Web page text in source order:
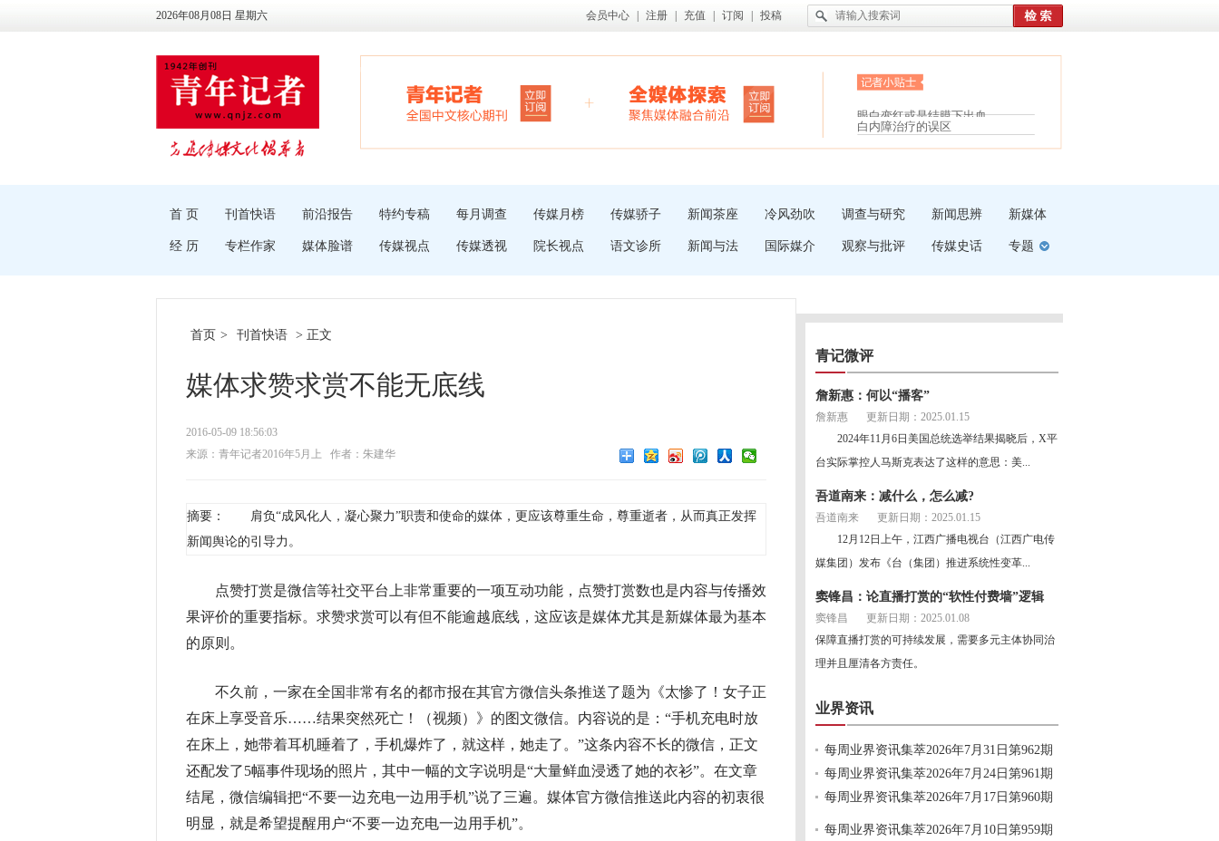
2026年08月08日 星期六 会员中心 注册 充值 订阅 投稿
眼白变红或是结膜下出血
“枝桠”“树桠”宜写成“枝...
夏天缓解疲劳有三招
护腰，摆脱六大坏习惯
受伤了冰敷还是热敷
白内障治疗的误区
首 页 刊首快语 前沿报告 特约专稿 每月调查 传媒月榜 传媒骄子 新闻茶座 冷风劲吹 调查与研究 新闻思辨 新媒体
经 历 专栏作家 媒体脸谱 传媒视点 传媒透视 院长视点 语文诊所 新闻与法 国际媒介 观察与批评 传媒史话 专题
首页 > 刊首快语 > 正文
媒体求赞求赏不能无底线
2016-05-09 18:56:03
来源：青年记者2016年5月上
作者：朱建华
摘要： 肩负“成风化人，凝心聚力”职责和使命的媒体，更应该尊重生命，尊重逝者，从而真正发挥
新闻舆论的引导力。
点赞打赏是微信等社交平台上非常重要的一项互动功能，点赞打赏数也是内容与传播效
果评价的重要指标。求赞求赏可以有但不能逾越底线，这应该是媒体尤其是新媒体最为基本
的原则。
不久前，一家在全国非常有名的都市报在其官方微信头条推送了题为《太惨了！女子正
在床上享受音乐……结果突然死亡！（视频）》的图文微信。内容说的是：“手机充电时放
在床上，她带着耳机睡着了，手机爆炸了，就这样，她走了。”这条内容不长的微信，正文
还配发了5幅事件现场的照片，其中一幅的文字说明是“大量鲜血浸透了她的衣衫”。在文章
结尾，微信编辑把“不要一边充电一边用手机”说了三遍。媒体官方微信推送此内容的初衷很
明显，就是希望提醒用户“不要一边充电一边用手机”。
青记微评
詹新惠：何以“播客”
詹新惠
更新日期：2025.01.15
2024年11月6日美国总统选举结果揭晓后，X平
台实际掌控人马斯克表达了这样的意思：美...
吾道南来：减什么，怎么减?
吾道南来
更新日期：2025.01.15
12月12日上午，江西广播电视台（江西广电传
媒集团）发布《台（集团）推进系统性变革...
窦锋昌：论直播打赏的“软性付费墙”逻辑
窦锋昌
更新日期：2025.01.08
保障直播打赏的可持续发展，需要多元主体协同治
理并且厘清各方责任。
业界资讯
每周业界资讯集萃2026年7月31日第962期
每周业界资讯集萃2026年7月24日第961期
每周业界资讯集萃2026年7月17日第960期
每周业界资讯集萃2026年7月10日第959期